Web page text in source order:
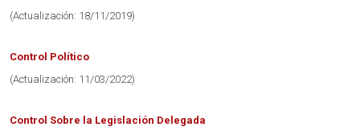
(Actualización: 18/11/2019)
Control Político
(Actualización: 11/03/2022)
Control Sobre la Legislación Delegada